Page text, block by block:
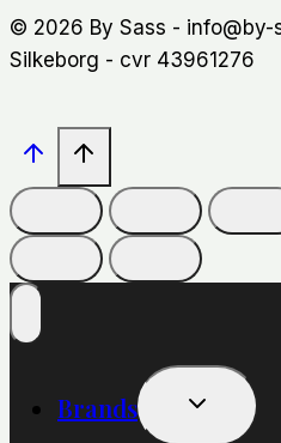
© 2026 By Sass -
Silkeborg - cvr 43961276
Brands
Skift
Undermenu